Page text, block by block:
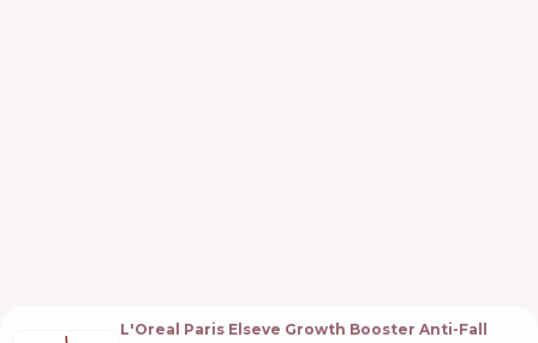
L'Oreal Paris Elseve Growth Booster Anti-Fall